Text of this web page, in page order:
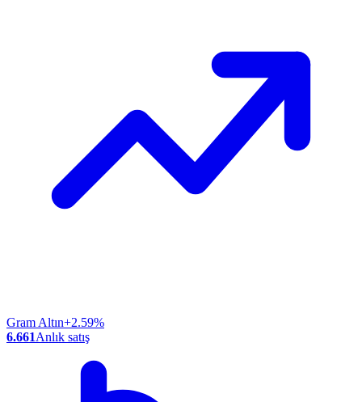
Gram Altın+2.59%
6.661Anlık satış